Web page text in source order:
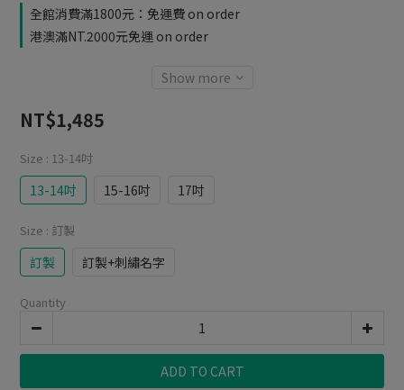
全館消費滿1800元：免運費 on order
港澳滿NT.2000元免運 on order
Show more
NT$1,485
Size : 13-14吋
13-14吋 15-16吋 17吋
Size : 訂製
訂製 訂製+刺繡名字
Quantity
ADD TO CART